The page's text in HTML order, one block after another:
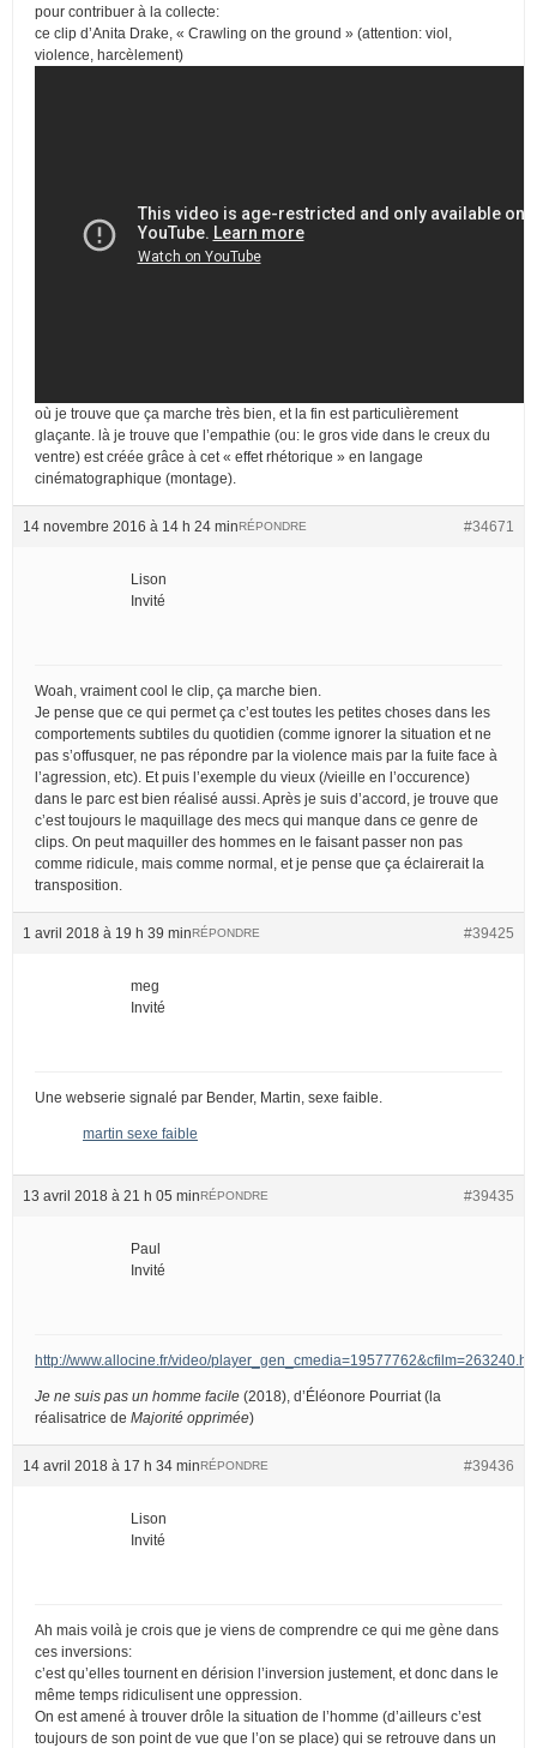
pour contribuer à la collecte:
ce clip d’Anita Drake, « Crawling on the ground » (attention: viol,
violence, harcèlement)
où je trouve que ça marche très bien, et la fin est particulièrement
glaçante. là je trouve que l’empathie (ou: le gros vide dans le creux du
ventre) est créée grâce à cet « effet rhétorique » en langage
cinématographique (montage).
14 novembre 2016 à 14 h 24 min #34671
RÉPONDRE
Lison
Invité
Woah, vraiment cool le clip, ça marche bien.
Je pense que ce qui permet ça c’est toutes les petites choses dans les
comportements subtiles du quotidien (comme ignorer la situation et ne
pas s’offusquer, ne pas répondre par la violence mais par la fuite face à
l’agression, etc). Et puis l’exemple du vieux (/vieille en l’occurence)
dans le parc est bien réalisé aussi. Après je suis d’accord, je trouve que
c’est toujours le maquillage des mecs qui manque dans ce genre de
clips. On peut maquiller des hommes en le faisant passer non pas
comme ridicule, mais comme normal, et je pense que ça éclairerait la
transposition.
1 avril 2018 à 19 h 39 min #39425
RÉPONDRE
meg
Invité
Une webserie signalé par Bender, Martin, sexe faible.
martin sexe faible
13 avril 2018 à 21 h 05 min #39435
RÉPONDRE
Paul
Invité
http://www.allocine.fr/video/
Je ne suis pas un homme facile (2018), d’Éléonore Pourriat (la
réalisatrice de Majorité opprimée)
14 avril 2018 à 17 h 34 min #39436
RÉPONDRE
Lison
Invité
Ah mais voilà je crois que je viens de comprendre ce qui me gène dans
ces inversions:
c’est qu’elles tournent en dérision l’inversion justement, et donc dans le
même temps ridiculisent une oppression.
On est amené à trouver drôle la situation de l’homme (d’ailleurs c’est
toujours de son point de vue que l’on se place) qui se retrouve dans un